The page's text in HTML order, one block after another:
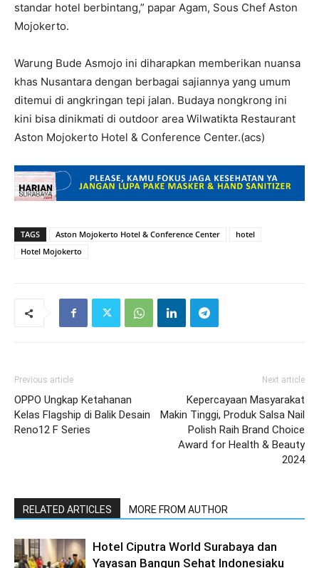
standar hotel berbintang,” papar Agam, Sous Chef Aston
Mojokerto.
Warung Bude Asmojo ini diharapkan memberikan nuansa
khas Nusantara dengan berbagai sajiannya yang umum
ditemui di angkringan tepi jalan. Budaya nongkrong ini
kini bisa dinikmati di outdoor area Wilwatikta Restaurant
Aston Mojokerto Hotel & Conference Center.(acs)
TAGS Aston Mojokerto Hotel & Conference Center
hotel
Hotel Mojokerto
Previous article
OPPO Ungkap Ketahanan
Kelas Flagship di Balik Desain
Reno12 F Series
Next article
Kepercayaan Masyarakat
Makin Tinggi, Produk Salsa Nail
Polish Raih Brand Choice
Award for Health & Beauty
2024
RELATED ARTICLES MORE FROM AUTHOR
Hotel Ciputra World Surabaya dan
Yayasan Bangun Sehat Indonesiaku